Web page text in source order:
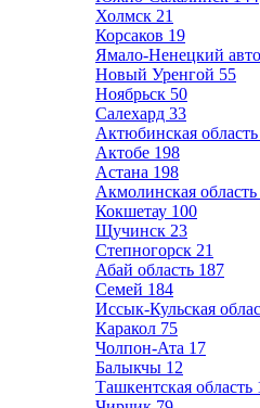
Холмск 21
Корсаков 19
Ямало-Ненецкий
Новый Уренгой 55
Ноябрьск 50
Салехард 33
Актюбинская область
Актобе 198
Астана 198
Акмолинская область
Кокшетау 100
Щучинск 23
Степногорск 21
Абай область 187
Семей 184
Иссык-Кульская
Каракол 75
Чолпон-Ата 17
Балыкчы 12
Ташкентская область